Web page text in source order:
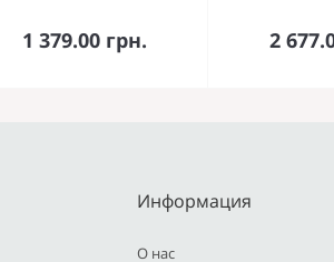
1 379.00 грн.
В корзину 2 В
Информация
О нас